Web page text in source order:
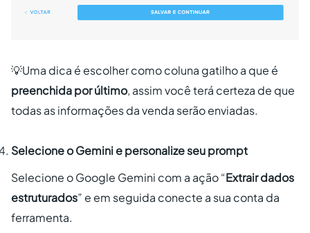
💡Uma dica é escolher como coluna gatilho a que é
preenchida por último, assim você terá certeza de que
todas as informações da venda serão enviadas.
Selecione o Gemini e personalize seu prompt
Selecione o Google Gemini com a ação “Extrair dados
estruturados” e em seguida conecte a sua conta da
ferramenta.